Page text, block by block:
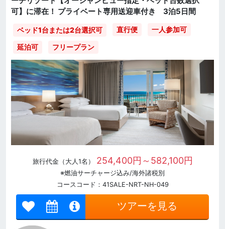
可】に滞在！ プライベート専用送迎車付き 3泊5日間
ベッド1台または2台選択可 直行便 一人参加可
延泊可 フリープラン
旅行代金（大人1名） 254,400円～582,100円
※燃油サーチャージ込み/海外諸税別
コースコード：41SALE-NRT-NH-049
ツアーを見る